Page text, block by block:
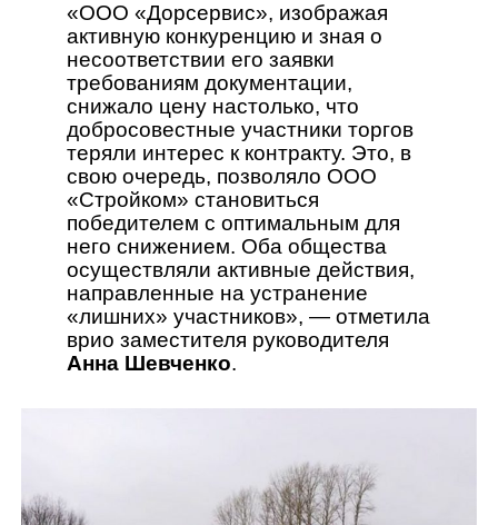
«ООО «Дорсервис», изображая
активную конкуренцию и зная о
несоответствии его заявки
требованиям документации,
снижало цену настолько, что
добросовестные участники торгов
теряли интерес к контракту. Это, в
свою очередь, позволяло ООО
«Стройком» становиться
победителем с оптимальным для
него снижением. Оба общества
осуществляли активные действия,
направленные на устранение
«лишних» участников», — отметила
врио заместителя руководителя
Анна Шевченко.